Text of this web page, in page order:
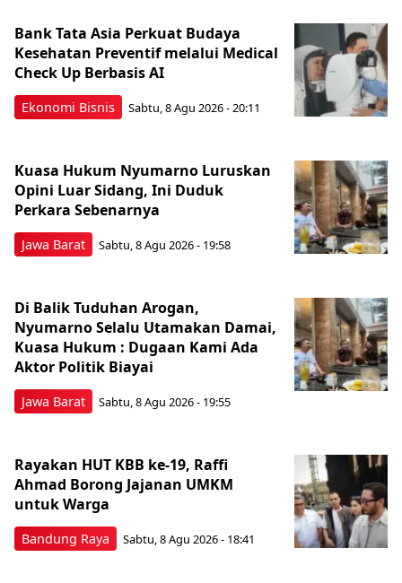
Ekonomi Bisnis
Bank Tata Asia Perkuat Budaya
Kesehatan Preventif melalui Medical
Check Up Berbasis AI
Sabtu, 8 Agu 2026 - 20:11
Jawa Barat
Kuasa Hukum Nyumarno Luruskan
Opini Luar Sidang, Ini Duduk
Perkara Sebenarnya ​
Sabtu, 8 Agu 2026 - 19:58
Jawa Barat
Di Balik Tuduhan Arogan,
Nyumarno Selalu Utamakan Damai,
Kuasa Hukum : Dugaan Kami Ada
Aktor Politik Biayai
Sabtu, 8 Agu 2026 - 19:55
Bandung Raya
Rayakan HUT KBB ke-19, Raffi
Ahmad Borong Jajanan UMKM
untuk Warga
Sabtu, 8 Agu 2026 - 18:41